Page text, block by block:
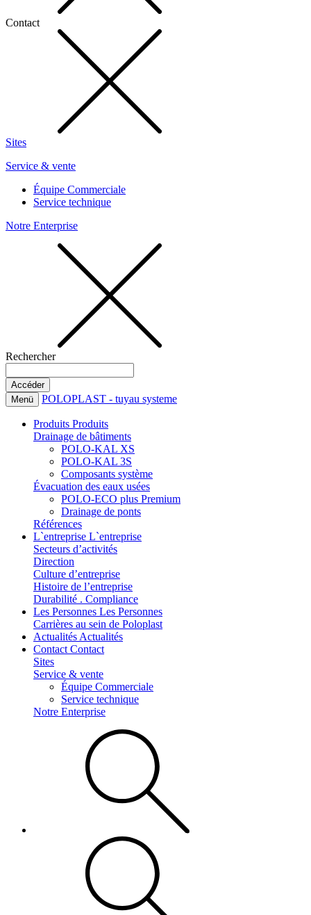
Contact
Sites
Service & vente
Équipe Commerciale
Service technique
Notre Enterprise
Rechercher
Menü POLOPLAST - tuyau systeme
Produits Produits
Drainage de bâtiments
POLO-KAL XS
POLO-KAL 3S
Composants système
Évacuation des eaux usées
POLO-ECO plus Premium
Drainage de ponts
Références
L`entreprise L`entreprise
Secteurs d’activités
Direction
Culture d’entreprise
Histoire de l’entreprise
Durabilité . Compliance
Les Personnes Les Personnes
Carrières au sein de Poloplast
Actualités Actualités
Contact Contact
Sites
Service & vente
Équipe Commerciale
Service technique
Notre Enterprise